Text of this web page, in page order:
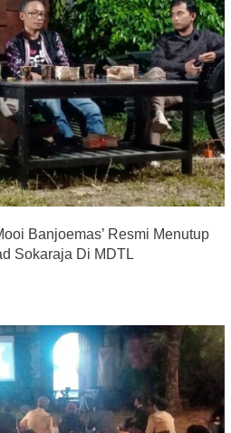
Banjoemas’ Resmi Menutup
Sokaraja Di MDTL